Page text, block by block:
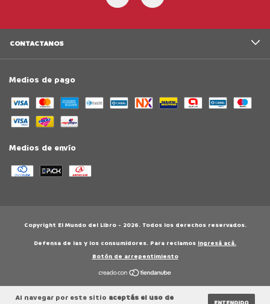
Al navegar por este sitio aceptás el uso de
CONTACTANOS
Medios de pago
Medios de envío
Copyright El Mundo del Libro - 2026. Todos los derechos reservados.
Defensa de las y los consumidores. Para reclamos ingresá acá.
Botón de arrepentimiento